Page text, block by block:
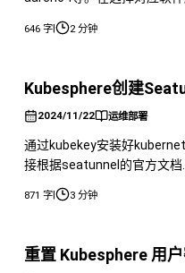
因 | | | | | | X86 | 32位 | 英特尔
646 字| 2 分钟
Kubesphere创建
2024/11/22 运维部署
通过kubekey安装好
接根据seatunnel的官方文档
https://
步一步安装即可 安装好后
871 字| 3 分钟
重置 Kubesphere 用